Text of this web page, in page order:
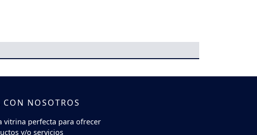
CON NOSOTROS
vitrina perfecta para ofrecer
y/o servicios